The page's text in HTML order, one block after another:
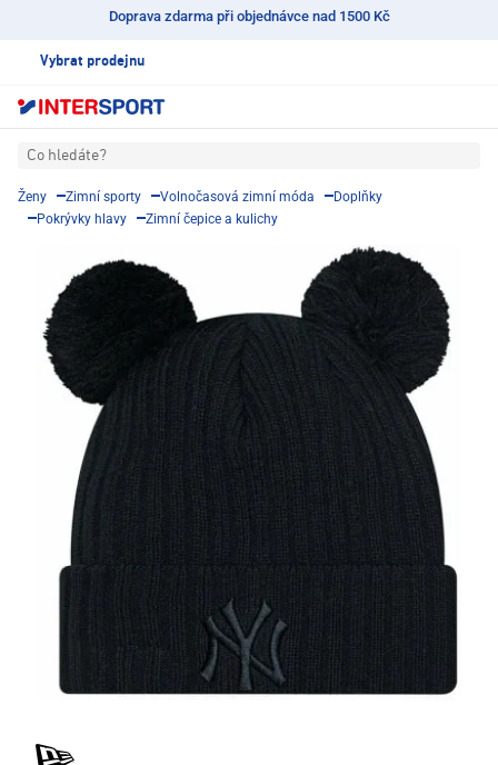
Doprava zdarma při objednávce nad 1500 Kč
Vybrat prodejnu
Co hledáte?
Ženy Zimní sporty Volnočasová zimní móda
Doplňky
Pokrývky hlavy
Zimní čepice a kulichy